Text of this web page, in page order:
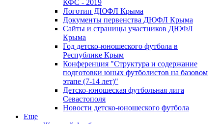
КФС - 2019
Логотип ДЮФЛ Крыма
Документы первенства ДЮФЛ Крыма
Сайты и страницы участников ДЮФЛ
Крыма
Год детско-юношеского футбола в
Республике Крым
Конференция "Структура и содержание
подготовки юных футболистов на базовом
этапе (7-14 лет)"
Детско-юношеская футбольная лига
Севастополя
Новости детско-юношеского футбола
Еще